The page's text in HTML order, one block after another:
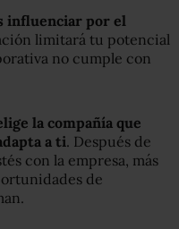
influenciar por el
limitará tu potencial
no cumple con
la compañía que
a ti. Después de
con la empresa, más
de